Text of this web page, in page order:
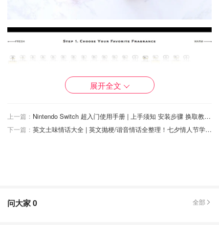
Jo Malone香水最大的卖点在于能够互相Mix and Match，混
搭出适合自己的专属香调。比如：喜欢味道清新点，可以
展开全文
上一篇：
Nintendo Switch 超入门使用手册 | 上手须知 安装步骤 换取教程 附常见问题介绍
下一篇：
英文土味情话大全 | 英文抛梗/谐音情话全整理！七夕情人节学几句来表达爱意吧！
问大家0 全部